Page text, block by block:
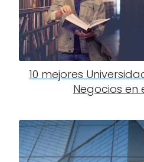
10 mejores
Negocios en